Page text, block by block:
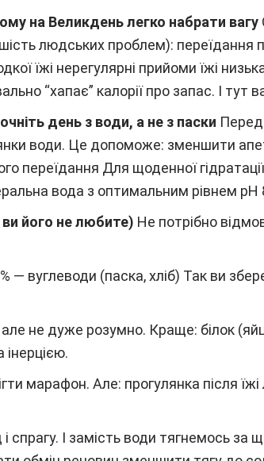
на Великдень легко набрати вагу
людських проблем): переїдання
їжі нерегулярні прийоми їжі
“хапає” калорії про запас. І
день з води, а не з паски
води. Це допоможе: зменшити
переїдання Для щоденної
вода з оптимальним рівнем pH
його не любите) Не потрібно
— вуглеводи (паска, хліб) Так ви
не дуже розумно. Краще: білок
інерцією.
марафон. Але: прогулянка після
спрагу. І замість води тягнемось